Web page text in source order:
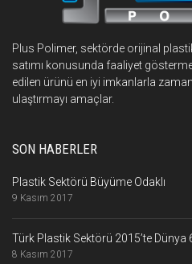
Plus Polimer, sektörde orijinal
satımı konusunda faaliyet
edilen ürünü en iyi imkanlarla
ulaştırmayı amaçlar.
SON HABERLER
Plastik Sektörü Büyüme Odaklı
9 Kasım 2017
Türk Plastik Sektörü 2015’te Dünya
8 Kasım 2017